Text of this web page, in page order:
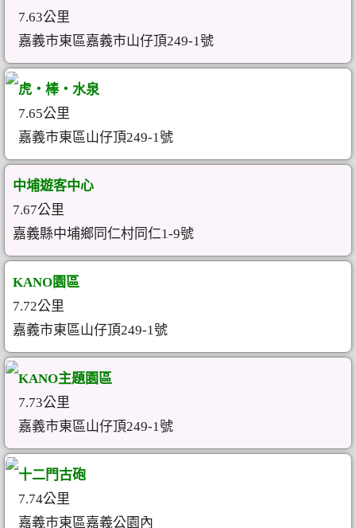
7.63公里
嘉義市東區嘉義市山仔頂249-1號
虎‧棒‧水泉
7.65公里
嘉義市東區山仔頂249-1號
中埔遊客中心
7.67公里
嘉義縣中埔鄉同仁村同仁1-9號
KANO園區
7.72公里
嘉義市東區山仔頂249-1號
KANO主題園區
7.73公里
嘉義市東區山仔頂249-1號
十二門古砲
7.74公里
嘉義市東區嘉義公園內